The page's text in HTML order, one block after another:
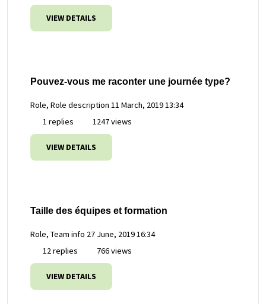
VIEW DETAILS
Pouvez-vous me raconter une journée type?
Role, Role description 11 March, 2019 13:34
1 replies
1247 views
VIEW DETAILS
Taille des équipes et formation
Role, Team info 27 June, 2019 16:34
12 replies
766 views
VIEW DETAILS